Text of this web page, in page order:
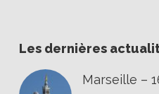
Les dernières
Marseille –